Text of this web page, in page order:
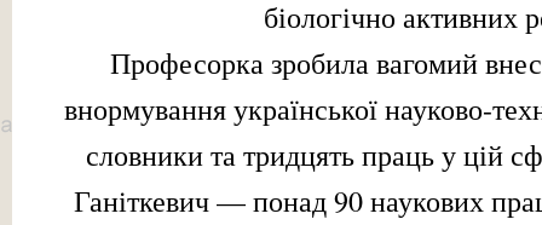
біологічно активних
Професорка зробила вагомий
внормування української науково-
словники та тридцять праць у цій
Ганіткевич — понад 90 наукових